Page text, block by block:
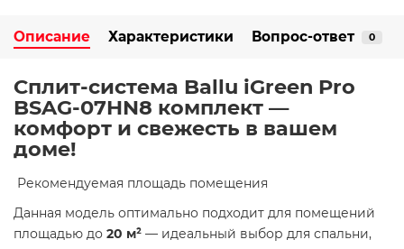
Описание Характеристики Вопрос-ответ 0
Сплит-система Ballu iGreen Pro
BSAG-07HN8 комплект —
комфорт и свежесть в вашем
доме!
​ Рекомендуемая площадь помещения
Данная модель оптимально подходит для помещений
площадью до 20 м² — идеальный выбор для спальни,